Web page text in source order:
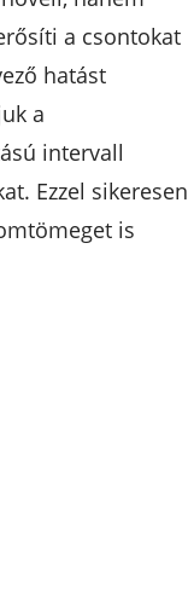
a csontokat
hatást
a
intervall
Ezzel sikeresen
is